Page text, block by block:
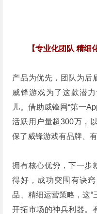
【专业化团队 精细
产品为优先，团队为后
威锋游戏为了这款潜
儿。借助威锋网“第一
活跃用户量超300万，
保了威锋游戏有品牌、
拥有核心优势，下一步
得好，成功突围有诀
品、精细运营策略，这“
开拓市场的神兵利器。